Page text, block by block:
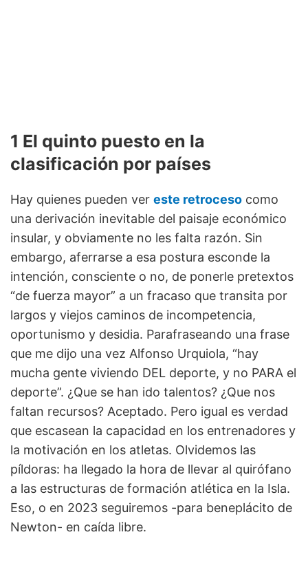
1 El quinto puesto en la
clasificación por países
Hay quienes pueden ver este retroceso como
una derivación inevitable del paisaje económico
insular, y obviamente no les falta razón. Sin
embargo, aferrarse a esa postura esconde la
intención, consciente o no, de ponerle pretextos
“de fuerza mayor” a un fracaso que transita por
largos y viejos caminos de incompetencia,
oportunismo y desidia. Parafraseando una frase
que me dijo una vez Alfonso Urquiola, “hay
mucha gente viviendo DEL deporte, y no PARA el
deporte”. ¿Que se han ido talentos? ¿Que nos
faltan recursos? Aceptado. Pero igual es verdad
que escasean la capacidad en los entrenadores y
la motivación en los atletas. Olvidemos las
píldoras: ha llegado la hora de llevar al quirófano
a las estructuras de formación atlética en la Isla.
Eso, o en 2023 seguiremos -para beneplácito de
Newton- en caída libre.